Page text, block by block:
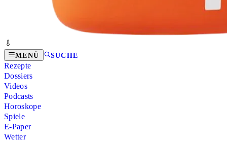
MENÜ SUCHE
Rezepte
Dossiers
Videos
Podcasts
Horoskope
Spiele
E-Paper
Wetter